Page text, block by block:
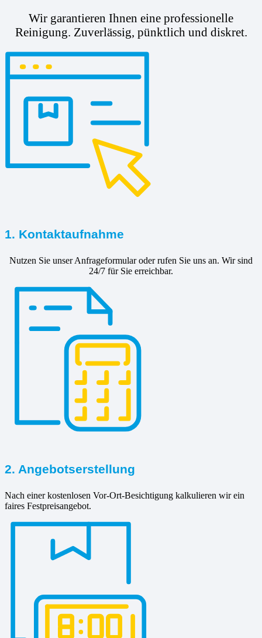
Wir garantieren Ihnen eine professionelle
Reinigung. Zuverlässig, pünktlich und diskret.
1. Kontaktaufnahme
Nutzen Sie unser Anfrageformular oder rufen Sie uns an. Wir sind
24/7 für Sie erreichbar.
2. Angebotserstellung
Nach einer kostenlosen Vor-Ort-Besichtigung kalkulieren wir ein
faires Festpreisangebot.